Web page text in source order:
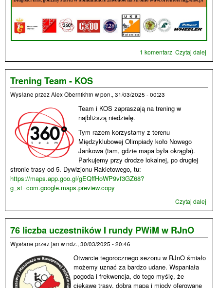
Czytaj dalej
1 komentarz
Trening Team - KOS
Wysłane przezAlex Obernikhin wpon., 31/03/2025 - 00:23
Team i KOS zapraszają na trening w
najbliższą niedzielę.
Tym razem korzystamy z terenu
Międzyklubowej Olimpiady koło Nowego
Jankowa (tam, gdzie mapa była okrągła).
Parkujemy przy drodze lokalnej, po drugiej
stronie trasy od 5. Dywizjonu Rakietowego, tu:
https://maps.app.goo.gl/gEQffHoWP9vf3GZ68?
g_st=com.google.maps.preview.copy
Czytaj dalej
76 liczba uczestników I rundy PWiM w RJnO
Wysłane przezjan wndz., 30/03/2025 - 20:46
Otwarcie tegorocznego sezonu w RJnO śmiało
możemy uznać za bardzo udane. Wspaniała
pogoda i frekwencja, do tego myślę, że
ciekawe trasy, dobra mapa i miody oferowane